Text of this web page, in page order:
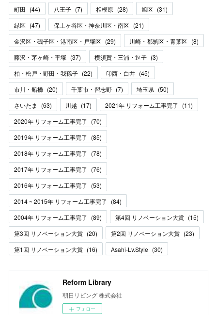
町田 (44) 八王子 (7) 相模原 (28) 旭区 (31)
緑区 (47) 保土ヶ谷区・神奈川区・南区 (21)
金沢区・磯子区・港南区・戸塚区 (29) 川崎・都筑区・青葉区 (8)
藤沢・茅ヶ崎・平塚 (37) 横須賀・三浦・逗子 (3)
柏・松戸・野田・我孫子 (22) 印西・白井 (45)
市川・船橋 (20) 千葉市・習志野 (7) 埼玉県 (50)
さいたま
(63) 川越 (17) 2021年 リフォーム工事完了 (11)
2020年 リフォーム工事完了
(70)
2019年 リフォーム工事完了
(85)
2018年 リフォーム工事完了
(78)
2017年 リフォーム工事完了
(76)
2016年 リフォーム工事完了
(53)
2014 ~ 2015年 リフォーム工事完了
(84)
2004年 リフォーム工事完了
(89) 第4回 リノベーション大賞 (15)
第3回 リノベーション大賞 (20) 第2回 リノベーション大賞 (23)
第1回 リノベーション大賞 (16) Asahi-Lv.Style (30)
Reform Library
朝日リビング 株式会社
フォロー